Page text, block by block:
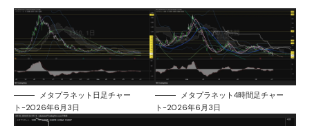
メタプラネット日足チャー
ト-2026年6月3日
メタプラネット4時間足チャー
ト-2026年6月3日